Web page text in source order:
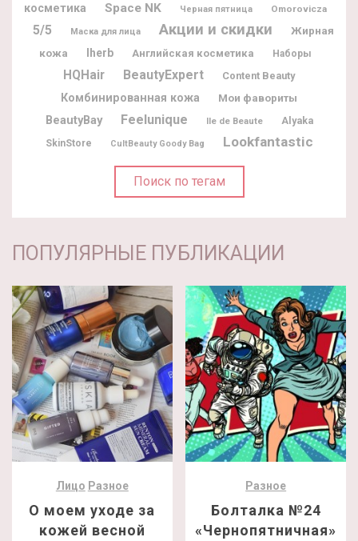
косметика
Space NK Черная пятница Omorovicza
5/5 Маска для лица Акции и скидки
Жирная
кожа
Iherb Английская косметика Наборы
HQHair BeautyExpert Content Beauty
Комбинированная кожа Мои фавориты
BeautyBay Feelunique Ile de Beaute Alyaka
SkinStore CultBeauty Goody Bag Lookfantastic
Поиск по тегам
ПОПУЛЯРНЫЕ ПУБЛИКАЦИИ
Лицо Разное
О моем уходе за
кожей весной
Разное
Болталка №24
«Чернопятничная»